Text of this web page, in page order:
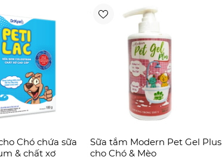
Chó chứa sữa
& chất xơ
Sữa tắm Modern Pet Gel Plus
cho Chó & Mèo